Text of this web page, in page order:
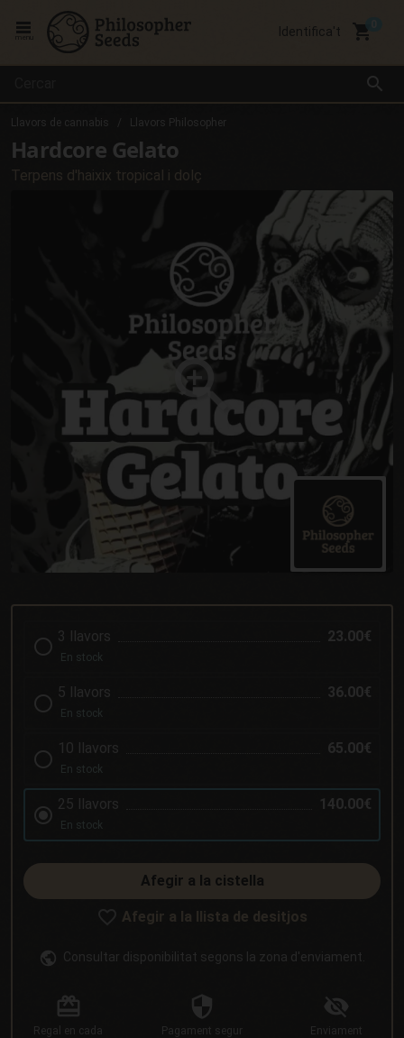
search
Identifica't local_grocery_store
Llavors de cannabis Llavors Philosopher
Hardcore Gelato
Terpens d'haixix tropical i dolç
3 llavors 23.00€
En stock
5 llavors 36.00€
En stock
10 llavors 65.00€
En stock
25 llavors 140.00€
En stock
Afegir a la cistella
Afegir a la llista de desitjos
Consultar disponibilitat segons la zona d'enviament.
Regal en cada
Pagament segur
Enviament